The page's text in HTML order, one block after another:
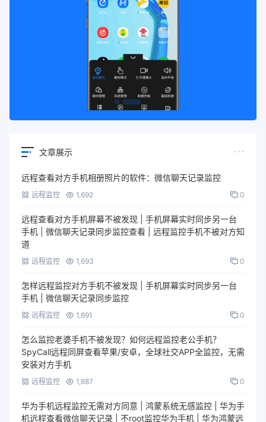
文章展示
远程查看对方手机相册照片的软件：微信聊天记录监控
远程监控 1,692 0
远程查看对方手机屏幕不被发现 | 手机屏幕实时同步另一台
手机 | 微信聊天记录同步监控查看 | 远程监控手机不被对方知
道
远程监控 1,693 0
怎样远程监控对方手机不被发现 | 手机屏幕实时同步另一台
手机 | 微信聊天记录同步监控
远程监控 1,691 0
怎么监控老婆手机不被发现？如何远程监控老公手机？
SpyCall远程同屏查看苹果/安卓，全球社交APP全监控，无需
安装对方手机
远程监控 1,687 0
华为手机远程监控无需对方同意 | 鸿蒙系统无感监控 | 华为手
机远程查看微信聊天记录 | 不root监控华为手机 | 华为鸿蒙远